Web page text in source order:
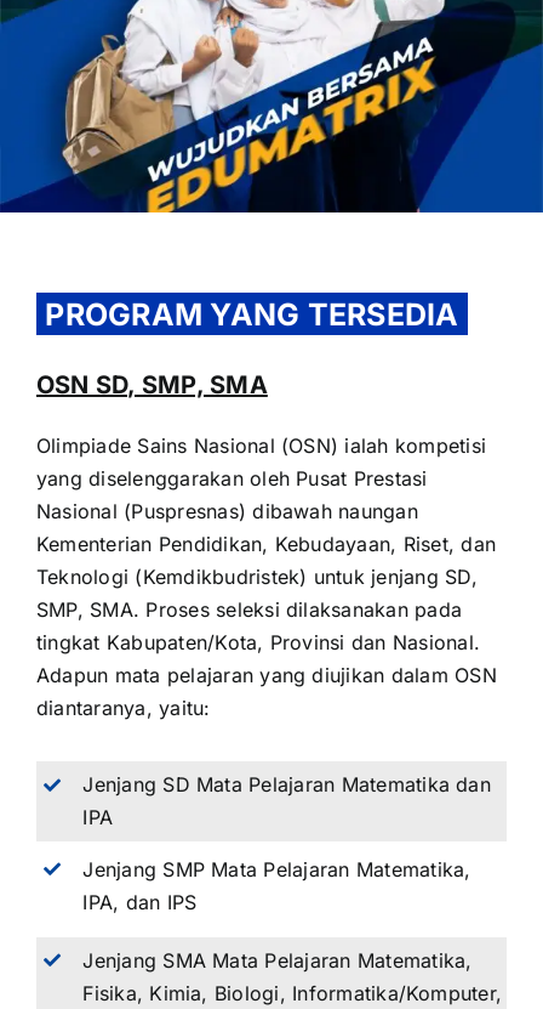
OUR PROGRAM
REGISTRATION
CONTACT US
PROGRAM YANG TERSEDIA
OSN SD, SMP, SMA
Olimpiade Sains Nasional (OSN) ialah kompetisi
yang diselenggarakan oleh Pusat Prestasi
Nasional (Puspresnas) dibawah naungan
Kementerian Pendidikan, Kebudayaan, Riset, dan
Teknologi (Kemdikbudristek) untuk jenjang SD,
SMP, SMA. Proses seleksi dilaksanakan pada
tingkat Kabupaten/Kota, Provinsi dan Nasional.
Adapun mata pelajaran yang diujikan dalam OSN
diantaranya, yaitu:
Jenjang SD Mata Pelajaran Matematika dan
IPA
Jenjang SMP Mata Pelajaran Matematika,
IPA, dan IPS
Jenjang SMA Mata Pelajaran Matematika,
Fisika, Kimia, Biologi, Informatika/Komputer,